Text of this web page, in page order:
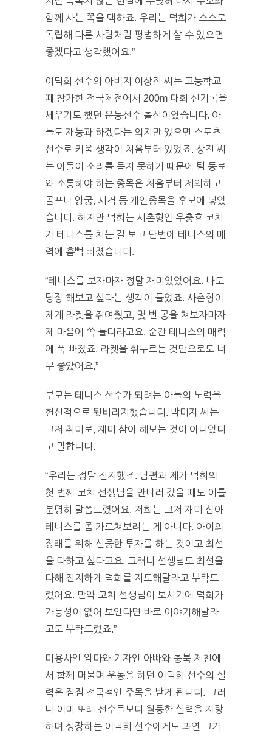
함께 사는 쪽을 택하죠. 우리는 덕희가 스스로
독립해 다른 사람처럼 평범하게 살 수 있으면
좋겠다고 생각했어요.”
이덕희 선수의 아버지 이상진 씨는 고등학교
때 참가한 전국체전에서 200m 대회 신기록을
세우기도 했던 운동선수 출신이었습니다. 아
들도 재능과 하겠다는 의지만 있으면 스포츠
선수로 키울 생각이 처음부터 있었죠. 상진 씨
는 아들이 소리를 듣지 못하기 때문에 팀 동료
와 소통해야 하는 종목은 처음부터 제외하고
골프나 양궁, 사격 등 개인종목을 후보에 넣었
습니다. 하지만 덕희는 사촌형인 우충효 코치
가 테니스를 치는 걸 보고 단번에 테니스의 매
력에 흠뻑 빠졌습니다.
“테니스를 보자마자 정말 재미있었어요. 나도
당장 해보고 싶다는 생각이 들었죠. 사촌형이
제게 라켓을 쥐여줬고, 몇 번 공을 쳐보자마자
제 마음에 쏙 들더라고요. 순간 테니스의 매력
에 푹 빠졌죠. 라켓을 휘두르는 것만으로도 너
무 좋았어요.”
부모는 테니스 선수가 되려는 아들의 노력을
헌신적으로 뒷바라지했습니다. 박미자 씨는
그저 취미로, 재미 삼아 해보는 것이 아니었다
고 말합니다.
“우리는 정말 진지했죠. 남편과 제가 덕희의
첫 번째 코치 선생님을 만나러 갔을 때도 이를
분명히 말씀드렸어요. 저희는 그저 재미 삼아
테니스를 좀 가르쳐보려는 게 아니다. 아이의
장래를 위해 신중한 투자를 하는 것이고 최선
을 다하고 싶다고요. 그러니 선생님도 최선을
다해 진지하게 덕희를 지도해달라고 부탁드
렸어요. 만약 코치 선생님이 보시기에 덕희가
가능성이 없어 보인다면 바로 이야기해달라
고도 부탁드렸죠.”
미용사인 엄마와 기자인 아빠와 충북 제천에
서 함께 머물며 운동을 하던 이덕희 선수의 실
력은 점점 전국적인 주목을 받게 됩니다. 그러
나 이미 또래 선수들보다 월등한 실력을 자랑
하며 성장하는 이덕희 선수에게도 과연 그가